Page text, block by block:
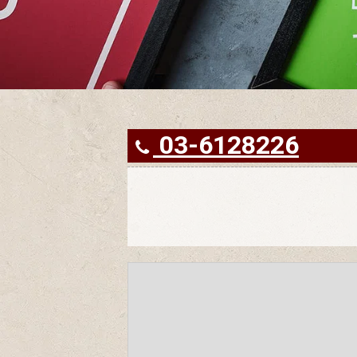
03-6128226